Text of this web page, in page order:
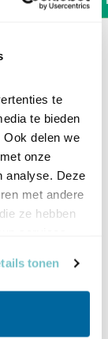
te
te bieden
delen we
onze
analyse. Deze
met andere
ze hebben
tonen